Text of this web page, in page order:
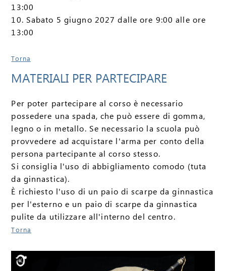
13:00
10. Sabato 5 giugno 2027 dalle ore 9:00 alle ore
13:00
Torna
MATERIALI PER PARTECIPARE
Per poter partecipare al corso è necessario
possedere una spada, che può essere di gomma,
legno o in metallo. Se necessario la scuola può
provvedere ad acquistare l'arma per conto della
persona partecipante al corso stesso.
Si consiglia l'uso di abbigliamento comodo (tuta
da ginnastica).
È richiesto l'uso di un paio di scarpe da ginnastica
per l'esterno e un paio di scarpe da ginnastica
pulite da utilizzare all'interno del centro.
Torna